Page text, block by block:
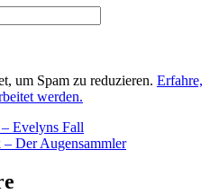
um Spam zu reduzieren. Erfahre,
werden.
Evelyns Fall
Der Augensammler